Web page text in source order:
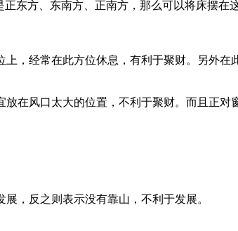
东方、东南方、正南方，那么可以将床摆在
，经常在此方位休息，有利于聚财。另外
在风口太大的位置，不利于聚财。而且正
，反之则表示没有靠山，不利于发展。